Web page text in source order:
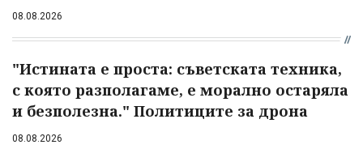
08.08.2026
"Истината е проста: съветската техника,
с която разполагаме, е морално остаряла
и безполезна." Политиците за дрона
08.08.2026